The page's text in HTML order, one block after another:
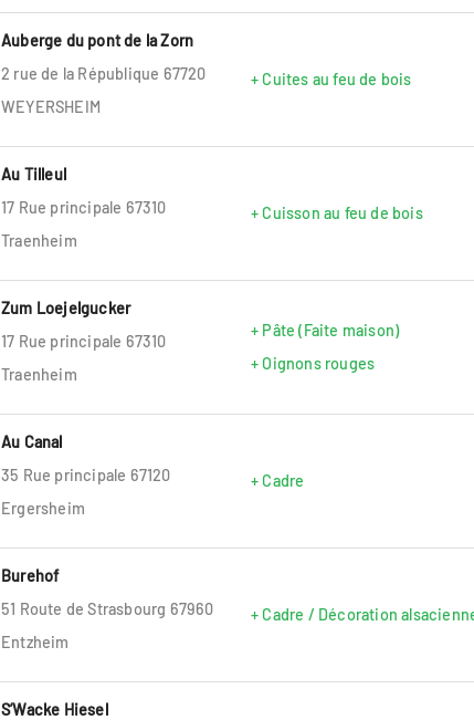
Auberge du pont de la Zorn
2 rue de la République 67720
WEYERSHEIM
+ Cuites au feu de bois
Au Tilleul
17 Rue principale 67310
Traenheim
+ Cuisson au feu de bois
Zum Loejelgucker
17 Rue principale 67310
Traenheim
+ Pâte (Faite maison)
+ Oignons rouges
Au Canal
35 Rue principale 67120
Ergersheim
+ Cadre
Burehof
51 Route de Strasbourg 67960
Entzheim
+ Cadre / Décoration
S’Wacke Hiesel